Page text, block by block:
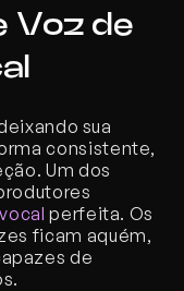
Voz de
sua
consistente,
Um dos
perfeita. Os
ficam aquém,
de